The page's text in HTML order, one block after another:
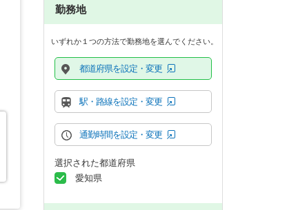
勤務地
いずれか１つの方法で勤務地を選んでください。
都道府県を設定・変更
駅・路線を設定・変更
通勤時間を設定・変更
選択された都道府県
愛知県